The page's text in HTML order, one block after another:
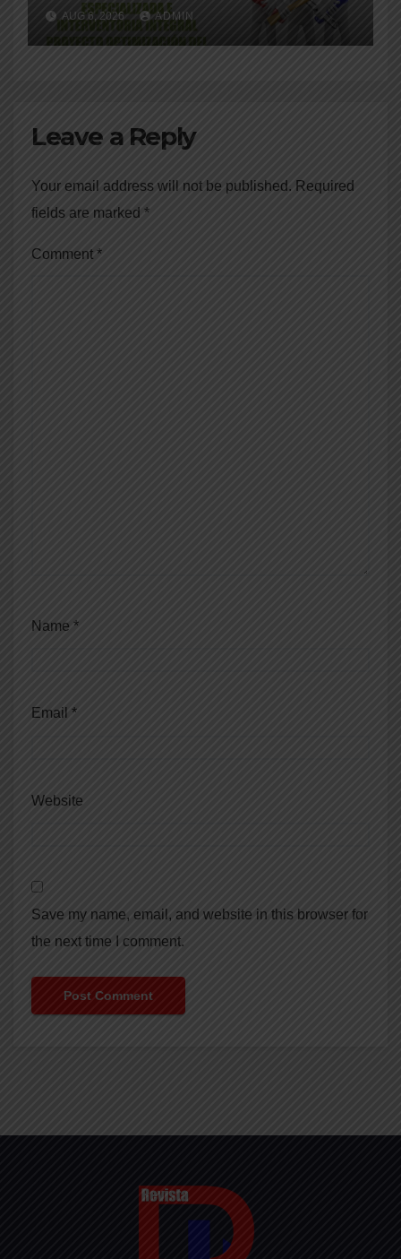
AUG 6, 2026 ADMIN
Leave a Reply
Your email address will not be published. Required
fields are marked *
Comment *
Name *
Email *
Website
Save my name, email, and website in this browser for
the next time I comment.